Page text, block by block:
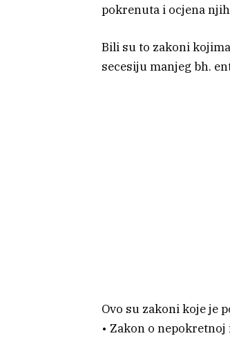
pokrenuta i ocjena
Bili su to zakoni
secesiju manjeg bh.
Ovo su zakoni koje je
• Zakon o nepokretnoj